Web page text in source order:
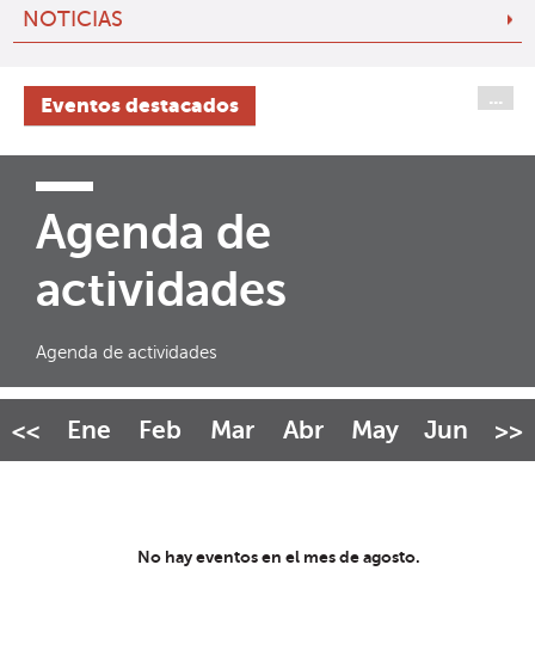
NOTICIAS
Eventos destacados ...
Agenda de
actividades
Agenda de actividades
<< Ene Feb Mar Abr May Jun Jul
>>
No hay eventos en el mes de agosto.